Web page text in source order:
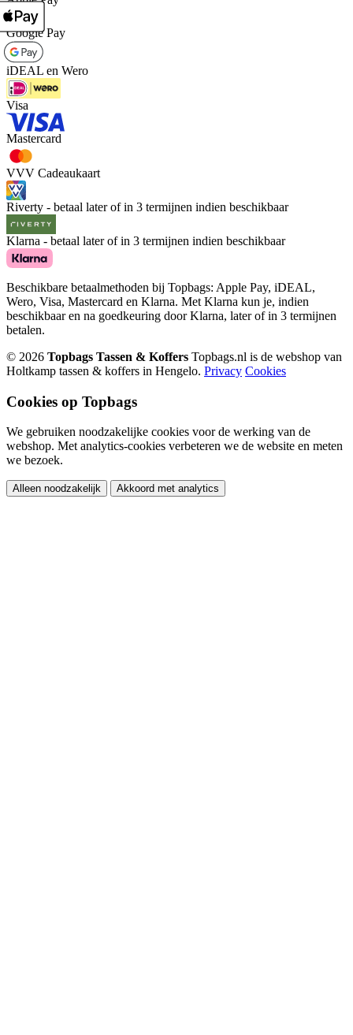
Google Pay
iDEAL en Wero
Visa
Mastercard
VVV Cadeaukaart
Riverty - betaal later of in 3 termijnen indien beschikbaar
Klarna - betaal later of in 3 termijnen indien beschikbaar
Beschikbare betaalmethoden bij Topbags: Apple Pay, iDEAL,
Wero, Visa, Mastercard en Klarna. Met Klarna kun je, indien
beschikbaar en na goedkeuring door Klarna, later of in 3 termijnen
betalen.
© 2026 Topbags Tassen & Koffers Topbags.nl is de webshop van
Holtkamp tassen & koffers in Hengelo. Privacy Cookies
Cookies op Topbags
We gebruiken noodzakelijke cookies voor de werking van de
webshop. Met analytics-cookies verbeteren we de website en meten
we bezoek.
Alleen noodzakelijk Akkoord met analytics